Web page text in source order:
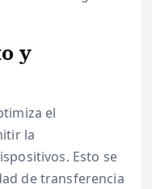
y
el
la
Esto se
de transferencia